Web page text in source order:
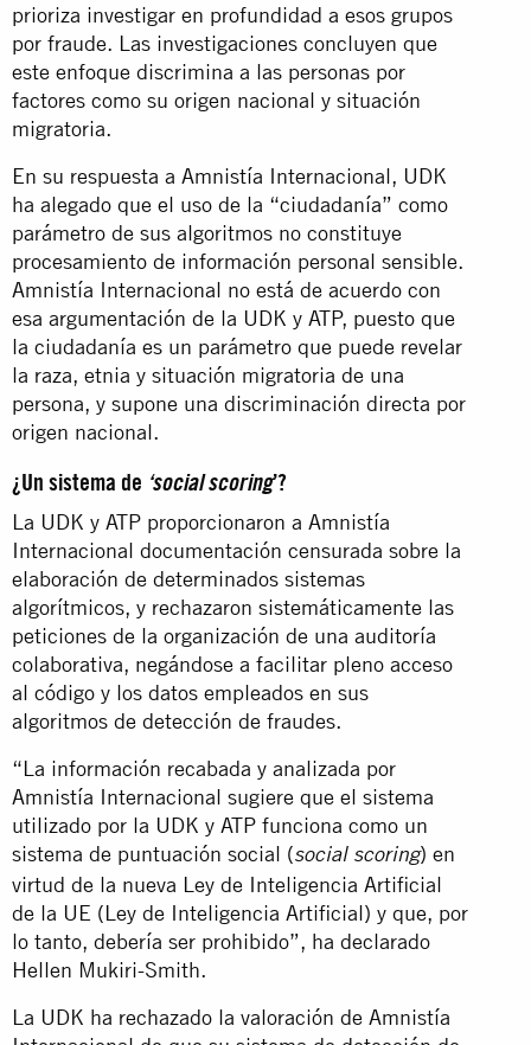
prioriza investigar en profundidad a esos grupos
por fraude. Las investigaciones concluyen que
este enfoque discrimina a las personas por
factores como su origen nacional y situación
migratoria.
En su respuesta a Amnistía Internacional, UDK
ha alegado que el uso de la “ciudadanía” como
parámetro de sus algoritmos no constituye
procesamiento de información personal sensible.
Amnistía Internacional no está de acuerdo con
esa argumentación de la UDK y ATP, puesto que
la ciudadanía es un parámetro que puede revelar
la raza, etnia y situación migratoria de una
persona, y supone una discriminación directa por
origen nacional.
¿Un sistema de ‘social scoring’?
La UDK y ATP proporcionaron a Amnistía
Internacional documentación censurada sobre la
elaboración de determinados sistemas
algorítmicos, y rechazaron sistemáticamente las
peticiones de la organización de una auditoría
colaborativa, negándose a facilitar pleno acceso
al código y los datos empleados en sus
algoritmos de detección de fraudes.
“La información recabada y analizada por
Amnistía Internacional sugiere que el sistema
utilizado por la UDK y ATP funciona como un
sistema de puntuación social (social scoring) en
virtud de la nueva Ley de Inteligencia Artificial
de la UE (Ley de Inteligencia Artificial) y que, por
lo tanto, debería ser prohibido”, ha declarado
Hellen Mukiri-Smith.
La UDK ha rechazado la valoración de Amnistía